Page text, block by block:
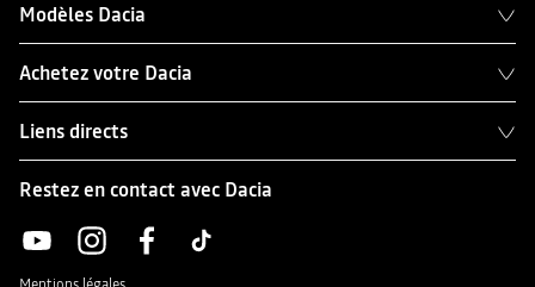
Modèles Dacia
Achetez votre Dacia
Liens directs
Restez en contact avec Dacia